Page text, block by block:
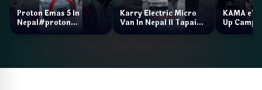
Proton Emas 5 In
Nepal#proton
#protonemas5#protonnepal#evcarnepal
Karry Electric Micro
Van In Nepal II Tapaiko
Bazar II Jankari
KAMA eV
Up Camp